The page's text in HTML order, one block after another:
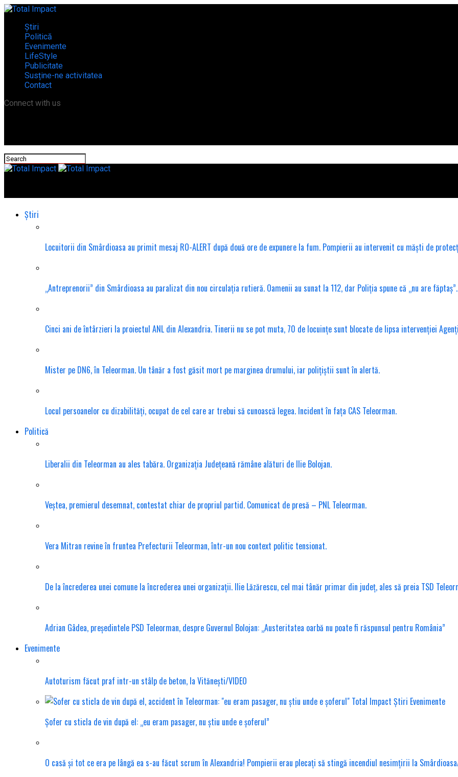
Știri
Politică
Evenimente
LifeStyle
Publicitate
Susține-ne activitatea
Contact
Connect with us
Știri
Locuitorii din Smârdioasa au primit mesaj RO-ALERT după două ore de expunere la fum. Pompierii au intervenit cu măști de
„Antreprenorii” din Smârdioasa au paralizat din nou circulația rutieră. Oamenii au sunat la 112, dar Poliția spune că „nu are făptaș”.
Cinci ani de întârzieri la proiectul ANL din Alexandria. Tinerii nu se pot muta, 70 de locuințe sunt blocate de lipsa intervenției
Mister pe DN6, în Teleorman. Un tânăr a fost găsit mort pe marginea drumului, iar polițiștii sunt în alertă.
Locul persoanelor cu dizabilități, ocupat de cel care ar trebui să cunoască legea. Incident în fața CAS Teleorman.
Politică
Liberalii din Teleorman au ales tabăra. Organizația Județeană rămâne alături de Ilie Bolojan.
Veștea, premierul desemnat, contestat chiar de propriul partid. Comunicat de presă – PNL Teleorman.
Vera Mitran revine în fruntea Prefecturii Teleorman, într-un nou context politic tensionat.
De la încrederea unei comune la încrederea unei organizații. Ilie Lăzărescu, cel mai tânăr primar din județ, ales să preia TSD
Adrian Gâdea, președintele PSD Teleorman, despre Guvernul Bolojan: „Austeritatea oarbă nu poate fi răspunsul pentru România”
Evenimente
Autoturism făcut praf intr-un stâlp de beton, la Vitănești/VIDEO
Șofer cu sticla de vin după el: „eu eram pasager, nu știu unde e șoferul”
O casă și tot ce era pe lângă ea s-au făcut scrum în Alexandria! Pompierii erau plecați să stingă incendiul nesimțirii la